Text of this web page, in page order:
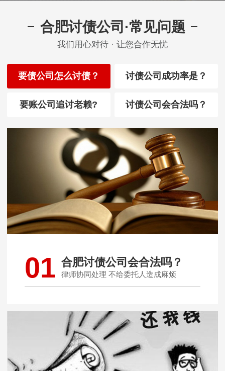
合肥讨债公司·常见问题
我们用心对待 · 让您合作无忧
要债公司怎么讨债？ 讨债公司成功率是？
要账公司追讨老赖? 讨债公司会合法吗？
01 合肥讨债公司会合法吗？
律师协同处理 不给委托人造成麻烦